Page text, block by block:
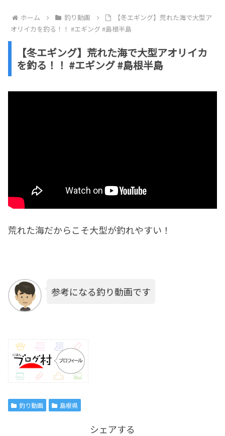
ホーム 釣り動画
【冬エギング】荒れた海で大型ア
オリイカを釣る！！ #エギング #島根半島
【冬エギング】荒れた海で大型アオリイカ
を釣る！！ #エギング #島根半島
荒れた海だからこそ大型が釣れやすい！
参考になる釣り動画です
釣り動画 島根県
シェアする